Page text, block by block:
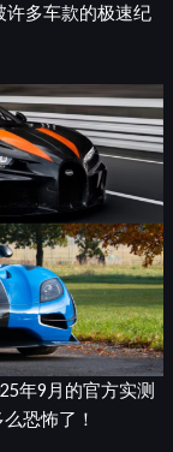
许多车款的极速纪
年9月的官方实测
恐怖了！